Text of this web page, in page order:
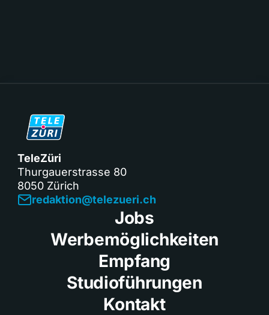
TeleZüri
Thurgauerstrasse 80
8050 Zürich
redaktion@telezueri.ch
Jobs
Werbemöglichkeiten
Empfang
Studioführungen
Kontakt